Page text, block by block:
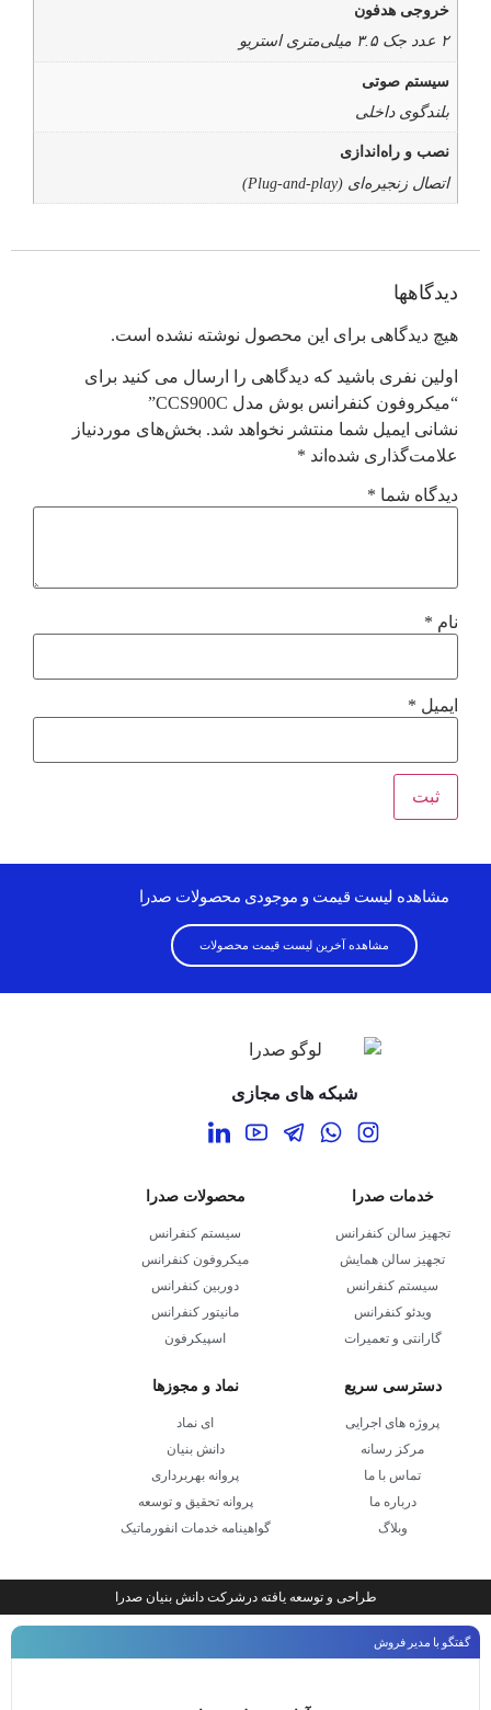
خروجی هدفون
۲ عدد جک ۳.۵ میلی‌متری استریو
سیستم صوتی
بلندگوی داخلی
نصب و راه‌اندازی
اتصال زنجیره‌ای (Plug-and-play)
دیدگاهها
هیچ دیدگاهی برای این محصول نوشته نشده است.
اولین نفری باشید که دیدگاهی را ارسال می کنید برای
“میکروفون کنفرانس بوش مدل CCS900C”
نشانی ایمیل شما منتشر نخواهد شد. بخش‌های موردنیاز
علامت‌گذاری شده‌اند *
دیدگاه شما *
نام *
ایمیل *
مشاهده لیست قیمت و موجودی محصولات صدرا
مشاهده آخرین لیست قیمت محصولات
شبکه های مجازی
خدمات صدرا
تجهیز سالن کنفرانس
تجهیز سالن همایش
سیستم کنفرانس
ویدئو کنفرانس
گارانتی و تعمیرات
محصولات صدرا
سیستم کنفرانس
میکروفون کنفرانس
دوربین کنفرانس
مانیتور کنفرانس
اسپیکرفون
دسترسی سریع
پروژه های اجرایی
مرکز رسانه
تماس با ما
درباره ما
وبلاگ
نماد و مجوزها
ای نماد
دانش بنیان
پروانه بهربرداری
پروانه تحقیق و توسعه
گواهینامه خدمات انفورماتیک
طراحی و توسعه یافته درشرکت دانش بنیان صدرا
گفتگو با مدیر فروش